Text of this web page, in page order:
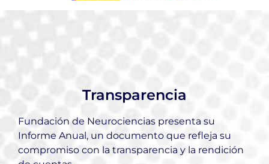
Transparencia
Fundación de Neurociencias presenta su
Informe Anual, un documento que refleja su
compromiso con la transparencia y la rendición